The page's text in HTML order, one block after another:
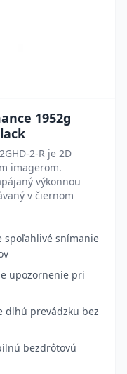
1952g
2-R je 2D
imagerom.
výkonnou
v čiernom
spoľahlivé snímanie
upozornenie pri
dlhú prevádzku bez
bezdrôtovú